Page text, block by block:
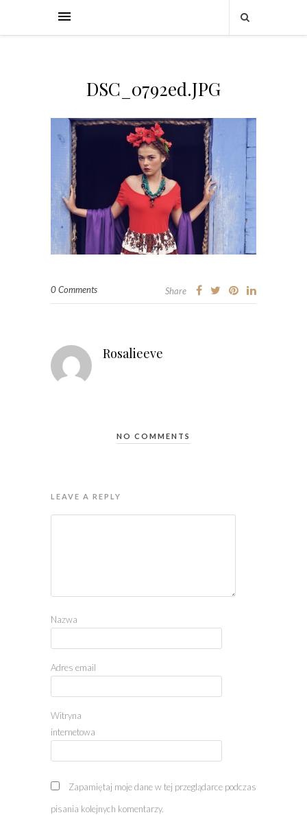
DSC_0792ed.JPG
0 Comments Share
Rosalieeve
NO COMMENTS
LEAVE A REPLY
Nazwa
Adres email
Witryna
internetowa
Zapamiętaj moje dane w tej przeglądarce podczas
pisania kolejnych komentarzy.